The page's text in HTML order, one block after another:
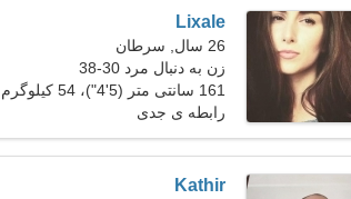
Lixale
26 سال, سرطان
زن به دنبال مرد 30-38
161 سانتی متر (5'4")، 54 کیلوگرم (119 پوند)
رابطه ی جدی
Kathir